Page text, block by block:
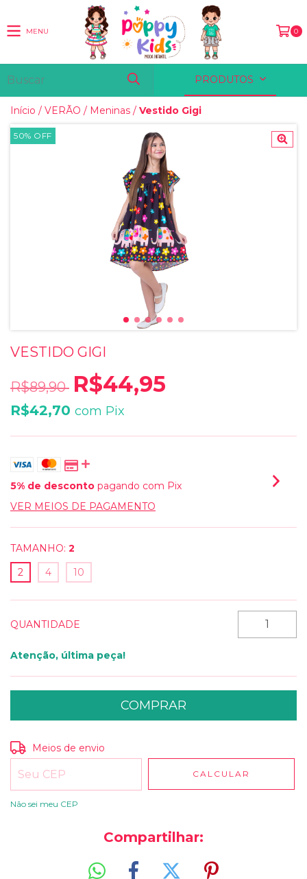
MENU 0
PRODUTOS
Início / VERÃO / Meninas / Vestido Gigi
50% OFF
VESTIDO GIGI
R$89,90 R$44,95
R$42,70 com Pix
5% de desconto pagando com Pix
VER MEIOS DE PAGAMENTO
TAMANHO: 2
2
4 10
QUANTIDADE
Atenção, última peça!
Entregas para o CEP:
Meios de envio
CALCULAR
Não sei meu CEP
Compartilhar: